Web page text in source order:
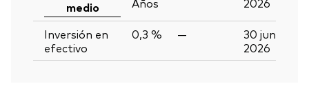
medio
Inversión en
efectivo
0,3 % —
30 jun
2026